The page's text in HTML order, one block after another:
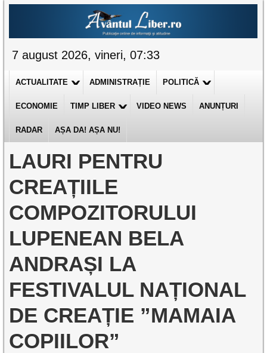
7 august 2026, vineri, 07:33
ACTUALITATE ADMINISTRAȚIE POLITICĂ
ECONOMIE TIMP LIBER VIDEO NEWS ANUNȚURI
RADAR AȘA DA! AȘA NU!
LAURI PENTRU
CREAȚIILE
COMPOZITORULUI
LUPENEAN BELA
ANDRAȘI LA
FESTIVALUL NAȚIONAL
DE CREAȚIE ”MAMAIA
COPIILOR”